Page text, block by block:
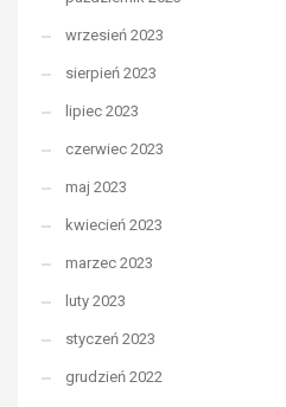
wrzesień 2023
sierpień 2023
lipiec 2023
czerwiec 2023
maj 2023
kwiecień 2023
marzec 2023
luty 2023
styczeń 2023
grudzień 2022